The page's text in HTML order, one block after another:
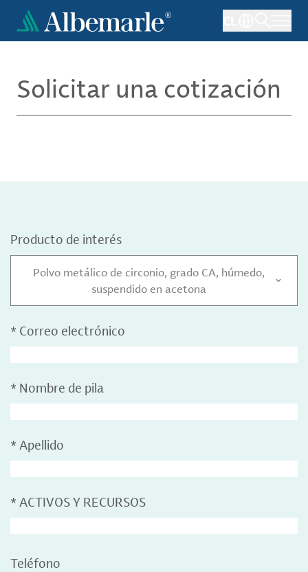
Pasar
contenido
Solicitar una cotización
Producto de interés
Polvo metálico de circonio, grado CA, húmedo,
suspendido en acetona
* Correo electrónico
* Nombre de pila
* Apellido
* ACTIVOS Y RECURSOS
Teléfono